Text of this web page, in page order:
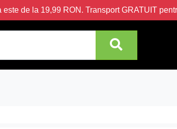
de la 19,99 RON. Transport GRATUIT